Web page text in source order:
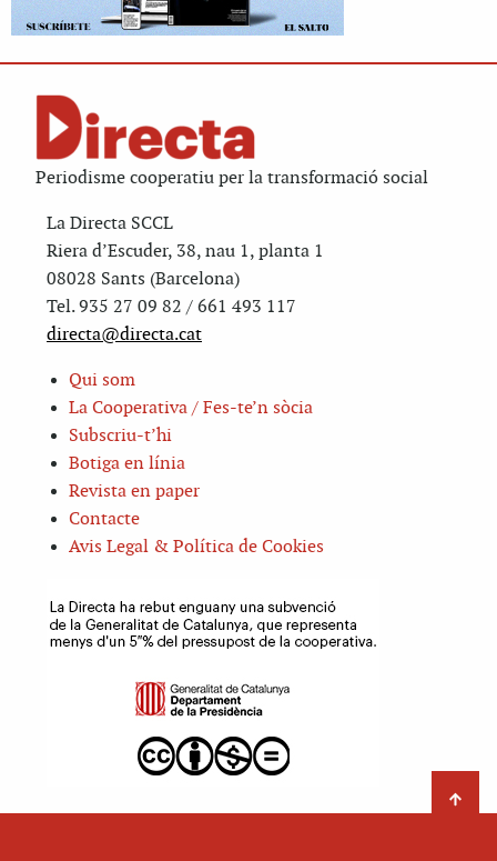
Periodisme cooperatiu per la transformació social
La Directa SCCL
Riera d’Escuder, 38, nau 1, planta 1
08028 Sants (Barcelona)
Tel. 935 27 09 82 / 661 493 117
directa@directa.cat
Qui som
La Cooperativa / Fes-te’n sòcia
Subscriu-t’hi
Botiga en línia
Revista en paper
Contacte
Avis Legal & Política de Cookies